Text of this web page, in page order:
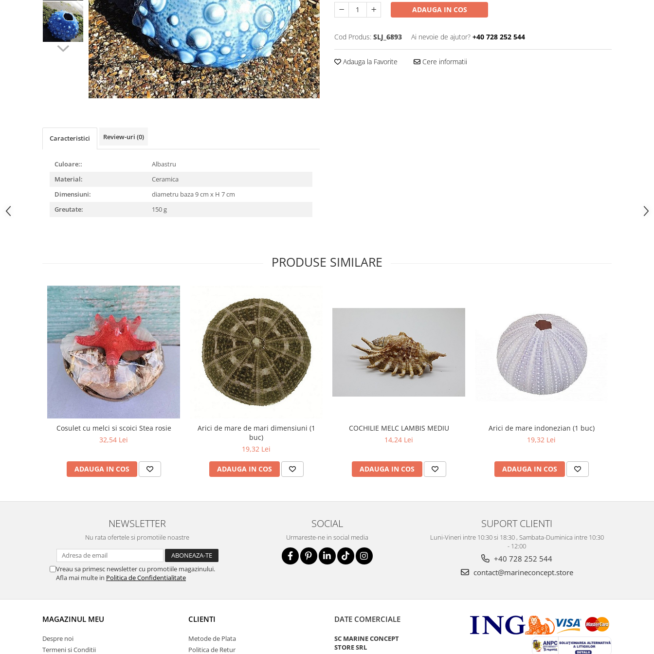
Barci, vapoare, ambarcatiuni
Decoratiuni care se agata
ADAUGA IN COS
Cod Produs: SLJ_6893 Ai nevoie de ajutor? +40 728 252 544
Adauga la Favorite Cere informatii
Caracteristici Review-uri (0)
Culoare::
Albastru
Material:
Ceramica
Dimensiuni:
diametru baza 9 cm x H 7 cm
Greutate:
150 g
PRODUSE SIMILARE
Cosulet cu melci si scoici Stea rosie
32,54 Lei
ADAUGA IN COS
Arici de mare de mari dimensiuni (1
buc)
19,32 Lei
ADAUGA IN COS
COCHILIE MELC LAMBIS MEDIU
14,24 Lei
ADAUGA IN COS
Arici de mare indonezian (1 buc)
19,32 Lei
ADAUGA IN COS
NEWSLETTER
Nu rata ofertele si promotiile noastre
Vreau sa primesc newsletter cu promotiile magazinului.
Afla mai multe in Politica de Confidentialitate
SOCIAL
Urmareste-ne in social media
SUPORT CLIENTI
Luni-Vineri intre 10:30 si 18:30 , Sambata-Duminica intre 10:30
- 12:00
+40 728 252 544
contact@marineconcept.store
MAGAZINUL MEU
Despre noi
Termeni si Conditii
CLIENTI
Metode de Plata
Politica de Retur
DATE COMERCIALE
SC MARINE CONCEPT
STORE SRL